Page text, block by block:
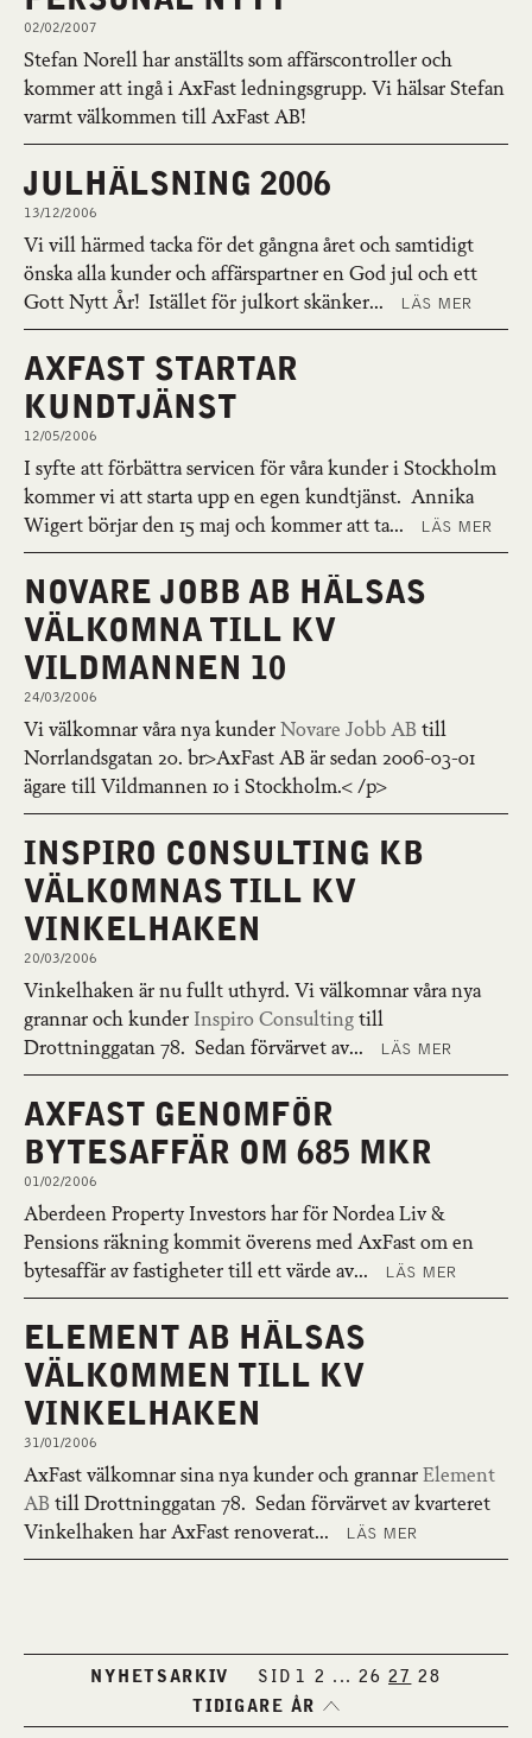
02/02/2007
Stefan Norell har anställts som affärscontroller och
kommer att ingå i AxFast ledningsgrupp. Vi hälsar Stefan
varmt välkommen till AxFast AB!
JULHÄLSNING 2006
13/12/2006
Vi vill härmed tacka för det gångna året och samtidigt
önska alla kunder och affärspartner en God jul och ett
Gott Nytt År! Istället för julkort skänker...
LÄS MER
AXFAST STARTAR
KUNDTJÄNST
12/05/2006
I syfte att förbättra servicen för våra kunder i Stockholm
kommer vi att starta upp en egen kundtjänst. Annika
Wigert börjar den 15 maj och kommer att ta...
LÄS MER
NOVARE JOBB AB HÄLSAS
VÄLKOMNA TILL KV
VILDMANNEN 10
24/03/2006
Vi välkomnar våra nya kunder Novare Jobb AB till
Norrlandsgatan 20. br>AxFast AB är sedan 2006-03-01
ägare till Vildmannen 10 i Stockholm.< /p>
INSPIRO CONSULTING KB
VÄLKOMNAS TILL KV
VINKELHAKEN
20/03/2006
Vinkelhaken är nu fullt uthyrd. Vi välkomnar våra nya
grannar och kunder Inspiro Consulting till
Drottninggatan 78. Sedan förvärvet av...
LÄS MER
AXFAST GENOMFÖR
BYTESAFFÄR OM 685 MKR
01/02/2006
Aberdeen Property Investors har för Nordea Liv &
Pensions räkning kommit överens med AxFast om en
bytesaffär av fastigheter till ett värde av...
LÄS MER
ELEMENT AB HÄLSAS
VÄLKOMMEN TILL KV
VINKELHAKEN
31/01/2006
AxFast välkomnar sina nya kunder och grannar Element
AB till Drottninggatan 78. Sedan förvärvet av kvarteret
Vinkelhaken har AxFast renoverat...
LÄS MER
NYHETSARKIV SID 1 2 ... 26 27 28
TIDIGARE ÅR